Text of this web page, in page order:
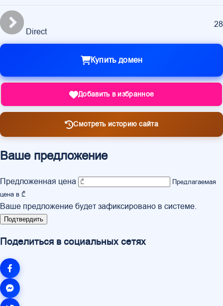
Direct
28
Купить домен
Добавить в избранное
Смотреть историю сайта
Ваше предложение
Предложенная цена
Предлагаемая
цена в ₾
Ваше предложение будет зафиксировано в системе.
Подтвердить
Поделиться в социальных сетях